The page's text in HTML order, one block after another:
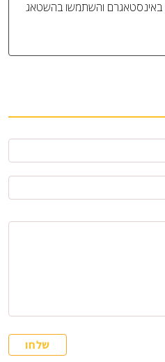
באינסטאגרם והשתמשו בהשטאג
שלחו